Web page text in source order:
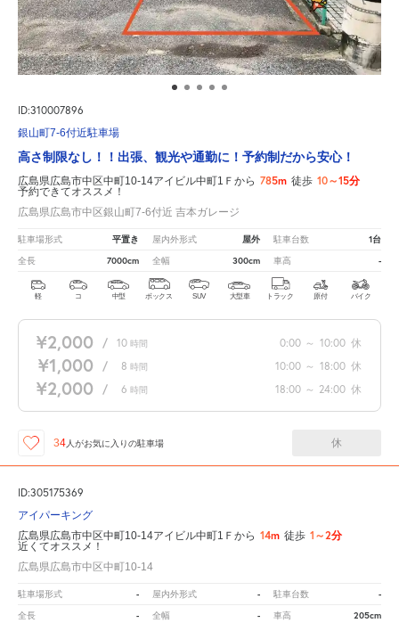
ID:310007896
銀山町7-6付近駐車場
高さ制限なし！！出張、観光や通勤に！予約制だから安心！
広島県広島市中区中町10-14アイビル中町1Ｆから 785m 徒歩 10～15分
予約できてオススメ！
広島県広島市中区銀山町7-6付近 吉本ガレージ
駐車場形式 平置き 屋内外形式 屋外 駐車台数 1台
全長 7000cm 全幅 300cm 車高 -
軽 コ 中型 ボックス SUV 大型車 トラック 原付 バイク
¥2,000 / 10 時間 0:00 ～ 10:00 休
¥1,000 / 8 時間 10:00 ～ 18:00 休
¥2,000 / 6 時間 18:00 ～ 24:00 休
34人がお気に入りの駐車場 休
ID:305175369
アイパーキング
広島県広島市中区中町10-14アイビル中町1Ｆから 14m 徒歩 1～2分
近くてオススメ！
広島県広島市中区中町10-14
駐車場形式 - 屋内外形式 - 駐車台数 -
全長 - 全幅 - 車高 205cm